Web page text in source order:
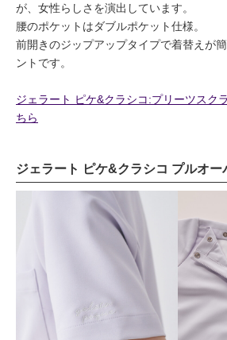
が、女性らしさを演出しています。
腰のポケットはダブルポケット仕様。
前開きのジップアップタイプで着替えが
ントです。
ジェラート ピケ&クラシコ:プリーツスク
ちら
ジェラート ピケ&クラシコ プルオー